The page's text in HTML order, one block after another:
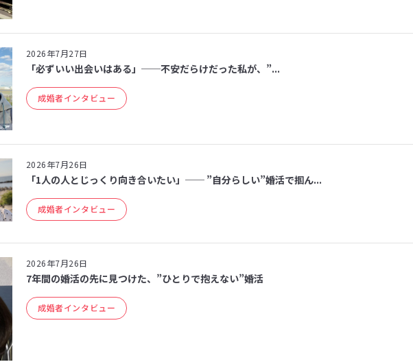
2026年7月27日
「必ずいい出会いはある」──不安だらけだった私が、”...
成婚者インタビュー
2026年7月26日
「1人の人とじっくり向き合いたい」── ”自分らしい”婚活で掴ん...
成婚者インタビュー
2026年7月26日
7年間の婚活の先に見つけた、”ひとりで抱えない”婚活
成婚者インタビュー